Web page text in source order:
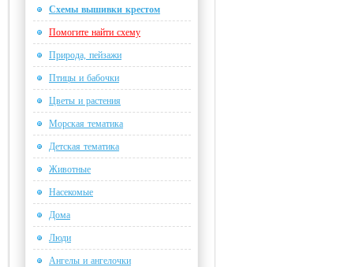
Схемы вышивки крестом
Помогите найти схему
Природа, пейзажи
Птицы и бабочки
Цветы и растения
Морская тематика
Детская тематика
Животные
Насекомые
Дома
Люди
Ангелы и ангелочки